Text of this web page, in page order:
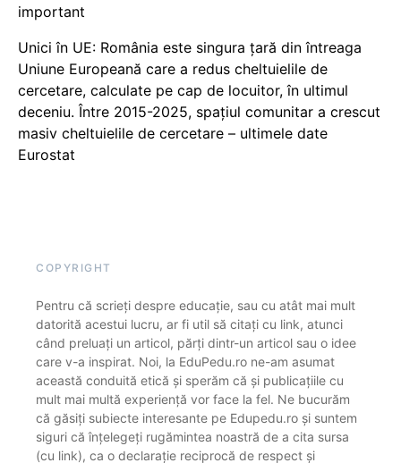
important
Unici în UE: România este singura țară din întreaga
Uniune Europeană care a redus cheltuielile de
cercetare, calculate pe cap de locuitor, în ultimul
deceniu. Între 2015-2025, spațiul comunitar a crescut
masiv cheltuielile de cercetare – ultimele date
Eurostat
COPYRIGHT
Pentru că scrieți despre educație, sau cu atât mai mult
datorită acestui lucru, ar fi util să citați cu link, atunci
când preluați un articol, părți dintr-un articol sau o idee
care v-a inspirat. Noi, la EduPedu.ro ne-am asumat
această conduită etică și sperăm că și publicațiile cu
mult mai multă experiență vor face la fel. Ne bucurăm
că găsiți subiecte interesante pe Edupedu.ro și suntem
siguri că înțelegeți rugămintea noastră de a cita sursa
(cu link), ca o declarație reciprocă de respect și